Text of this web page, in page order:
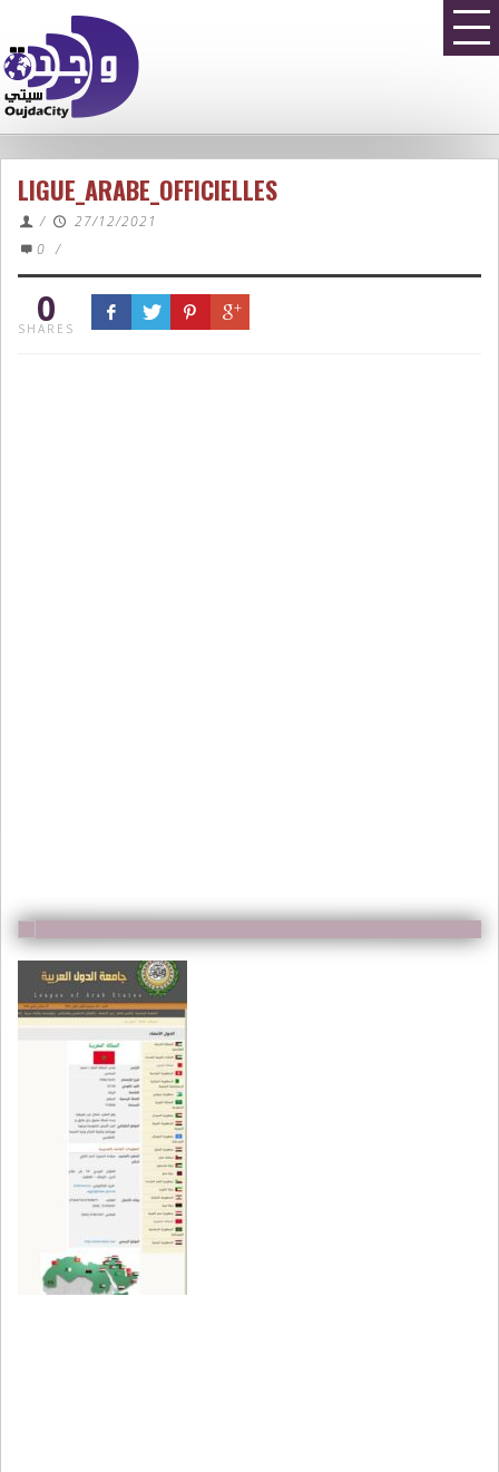
LIGUE_ARABE_OFFICIELLES
/
27/12/2021
0 /
0
SHARES